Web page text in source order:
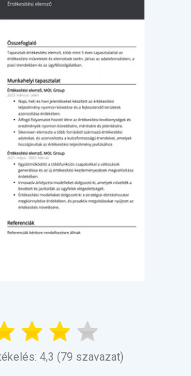
4,3 (79 szavazat)